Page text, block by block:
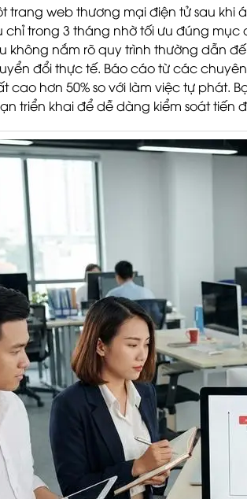
trang web thương mại điện tử sau khi
chỉ trong 3 tháng nhờ tối ưu đúng mục
không nắm rõ quy trình thường dẫn
đổi thực tế. Báo cáo từ các
cao hơn 50% so với làm việc tự phát.
triển khai để dễ dàng kiểm soát tiến